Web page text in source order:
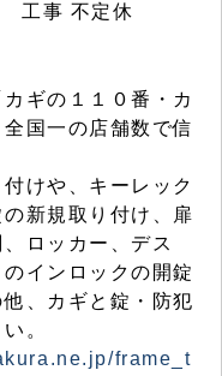
工事 不定休
ギの１１０番・カ
国一の店舗数で信
けや、キーレック
新規取り付け、扉
ロッカー、デス
インロックの開錠
、カギと錠・防犯
。
frame_t